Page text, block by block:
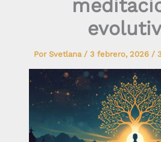
Por Svetlana / 3 febrero, 2026 /